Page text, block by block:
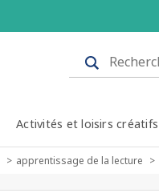
Activités et loisirs créatifs
apprentissage de la lecture